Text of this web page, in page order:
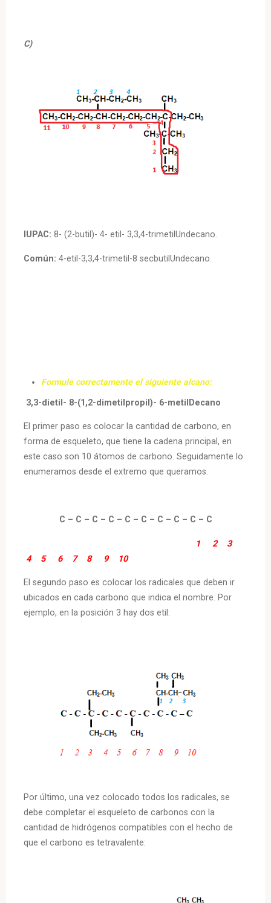
C)
IUPAC: 8- (2-butil)- 4- etil- 3,3,4-trimetilUndecano.
Común: 4-etil-3,3,4-trimetil-8 secbutilUndecano.
Formule correctamente el siguiente alcano:
3,3-dietil- 8-(1,2-dimetilpropil)- 6-metilDecano
El primer paso es colocar la cantidad de carbono, en
forma de esqueleto, que tiene la cadena principal, en
este caso son 10 átomos de carbono. Seguidamente lo
enumeramos desde el extremo que queramos.
C – C – C – C – C – C – C – C – C – C
1 2 3
4 5 6 7 8 9 10
El segundo paso es colocar los radicales que deben ir
ubicados en cada carbono que indica el nombre. Por
ejemplo, en la posición 3 hay dos etil:
Por último, una vez colocado todos los radicales, se
debe completar el esqueleto de carbonos con la
cantidad de hidrógenos compatibles con el hecho de
que el carbono es tetravalente: